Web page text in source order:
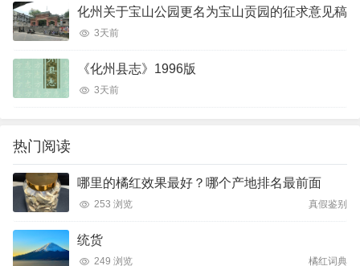
化州关于宝山公园更名为宝山贡园的征求意见稿
3天前
《化州县志》1996版
3天前
热门阅读
哪里的橘红效果最好？哪个产地排名最前面
253 浏览 真假鉴别
统货
249 浏览 橘红词典